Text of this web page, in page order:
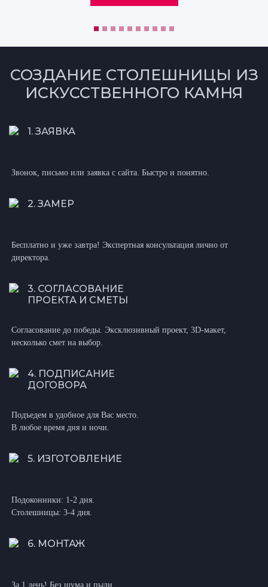
СОЗДАНИЕ СТОЛЕШНИЦЫ ИЗ
ИСКУССТВЕННОГО КАМНЯ
1. ЗАЯВКА
Звонок, письмо или заявка с сайта. Быстро и понятно.
2. ЗАМЕР
Бесплатно и уже завтра! Экспертная консультация лично от
директора.
3. СОГЛАСОВАНИЕ
ПРОЕКТА И СМЕТЫ
Согласование до победы. Эксклюзивный проект, 3D-макет,
несколько смет на выбор.
4. ПОДПИСАНИЕ
ДОГОВОРА
Подъедем в удобное для Вас место.
В любое время дня и ночи.
5. ИЗГОТОВЛЕНИЕ
Подоконники: 1-2 дня.
Столешницы: 3-4 дня.
6. МОНТАЖ
За 1 день! Без шума и пыли.